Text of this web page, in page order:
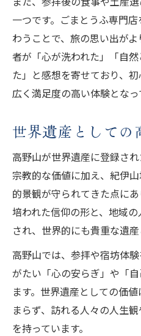
一つです。ごまとうふ専門
わうことで、旅の思い出が
者が「心が洗われた」「自
た」と感想を寄せており、
広く満足度の高い体験となっ
世界遺産としての
高野山が世界遺産に登録さ
宗教的な価値に加え、紀伊
的景観が守られてきた点に
培われた信仰の形と、地域
され、世界的にも貴重な遺
高野山では、参拝や宿坊体
がたい「心の安らぎ」や「
ます。世界遺産としての価
まらず、訪れる人々の人生
を持っています。